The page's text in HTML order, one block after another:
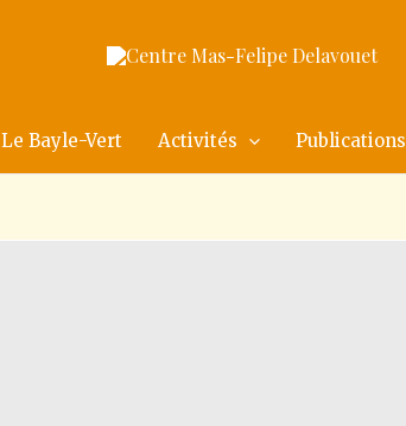
Le Bayle-Vert Activités Publications